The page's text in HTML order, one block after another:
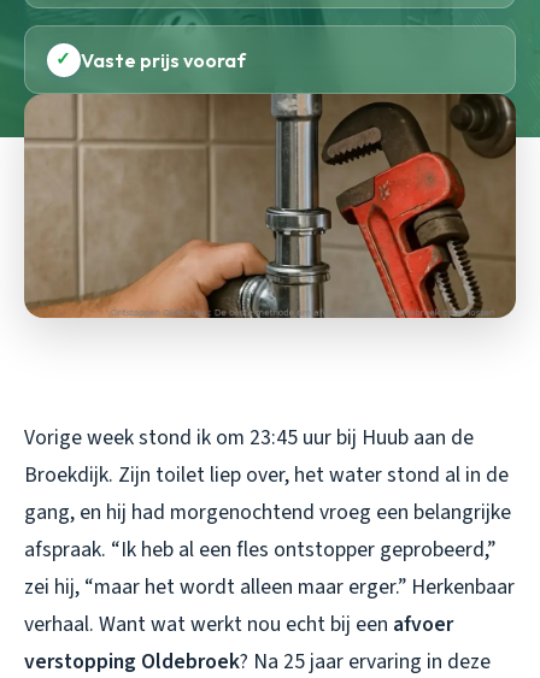
✓ Vaste prijs vooraf
Vorige week stond ik om 23:45 uur bij Huub aan de
Broekdijk. Zijn toilet liep over, het water stond al in de
gang, en hij had morgenochtend vroeg een belangrijke
afspraak. “Ik heb al een fles ontstopper geprobeerd,”
zei hij, “maar het wordt alleen maar erger.” Herkenbaar
verhaal. Want wat werkt nou echt bij een afvoer
verstopping Oldebroek? Na 25 jaar ervaring in deze